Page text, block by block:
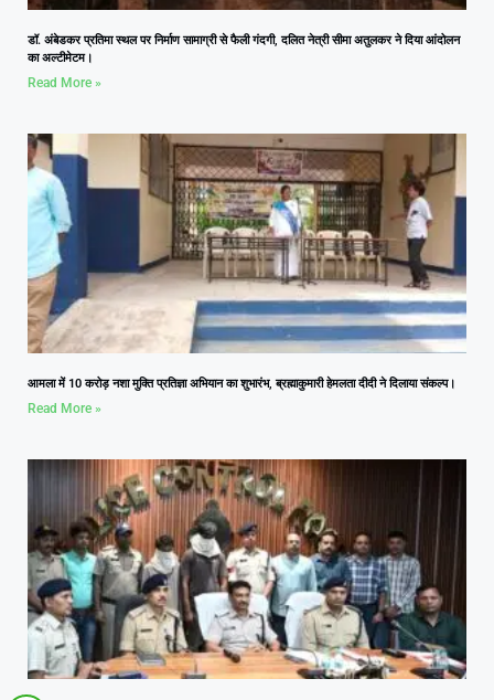
डॉ. अंबेडकर प्रतिमा स्थल पर निर्माण सामाग्री से फैली गंदगी, दलित नेत्री सीमा अतुलकर ने दिया आंदोलन
का अल्टीमेटम।
Read More »
आमला में 10 करोड़ नशा मुक्ति प्रतिज्ञा अभियान का शुभारंभ, ब्रह्माकुमारी हेमलता दीदी ने दिलाया संकल्प।
Read More »